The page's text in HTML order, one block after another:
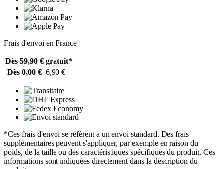
Frais d'envoi en France
Dès 59,90 € gratuit*
Dès 0,00 € 6,90 €
*Ces frais d'envoi se réfèrent à un envoi standard. Des frais
supplémentaires peuvent s'appliquer, par exemple en raison du
poids, de la taille ou des caractéristiques spécifiques du produit. Ces
informations sont indiquées directement dans la description du